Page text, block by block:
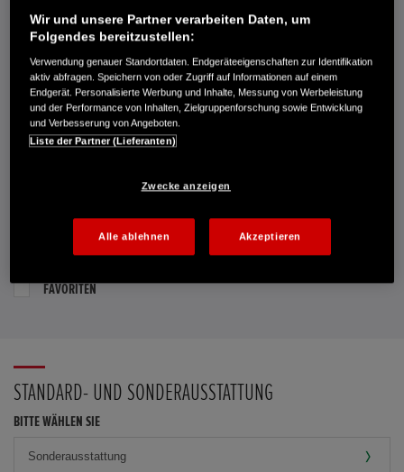
RUFEN SIE UNS AN:
+49 3923-73730
Route planen
Händlerbestand anzeigen
Dealer Website anzeigen
Händler kontaktieren
PROBEFAHRT VEREINBAREN
FAVORITEN
STANDARD- UND SONDERAUSSTATTUNG
BITTE WÄHLEN SIE
Wir und unsere Partner verarbeiten Daten, um
Folgendes bereitzustellen:
Verwendung genauer Standortdaten. Endgeräteeigenschaften zur Identifikation
aktiv abfragen. Speichern von oder Zugriff auf Informationen auf einem
Endgerät. Personalisierte Werbung und Inhalte, Messung von Werbeleistung
und der Performance von Inhalten, Zielgruppenforschung sowie Entwicklung
und Verbesserung von Angeboten.
Liste der Partner (Lieferanten)
Zwecke anzeigen
Alle ablehnen Akzeptieren